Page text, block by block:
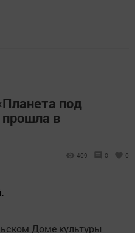
под
в
409 0 0
Доме культуры